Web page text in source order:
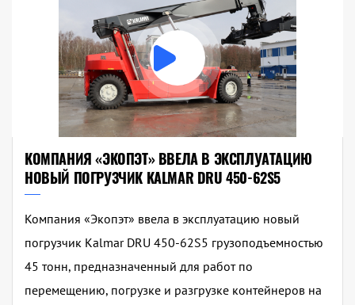
КОМПАНИЯ «ЭКОПЭТ» ВВЕЛА В ЭКСПЛУАТАЦИЮ
НОВЫЙ ПОГРУЗЧИК KALMAR DRU 450-62S5
Компания «Экопэт» ввела в эксплуатацию новый
погрузчик Kalmar DRU 450-62S5 грузоподъемностью
45 тонн, предназначенный для работ по
перемещению, погрузке и разгрузке контейнеров на